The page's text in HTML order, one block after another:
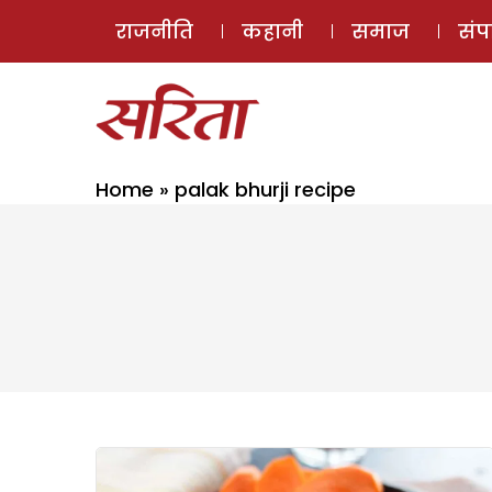
राजनीति कहानी समाज
Home » palak bhurji recipe